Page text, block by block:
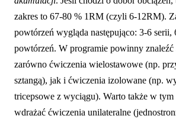
zakres to 67-80 % 1RM (czyli 6-12RM).
powtórzeń wygląda następująco: 3-6 serii,
powtórzeń. W programie powinny znaleźć
zarówno ćwiczenia wielostawowe (np.
sztangą), jak i ćwiczenia izolowane (np.
tricepsowe z wyciągu). Warto także w tym
wdrażać ćwiczenia unilateralne